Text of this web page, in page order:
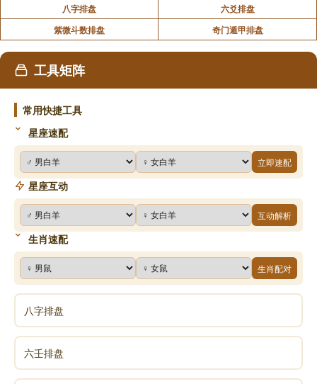
八字排盘
六爻排盘
紫微斗数排盘
奇门遁甲排盘
工具矩阵
常用快捷工具
星座速配
立即速配
星座互动
互动解析
生肖速配
生肖配对
八字排盘
六壬排盘